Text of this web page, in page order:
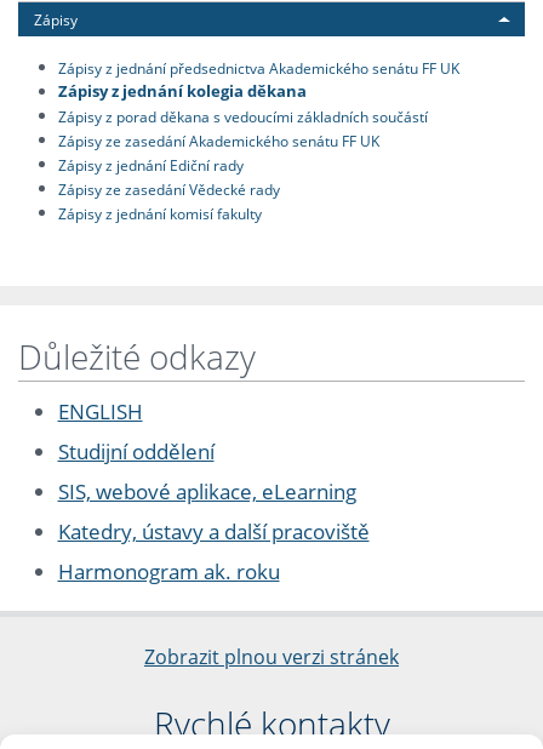
Zápisy
Zápisy z jednání předsednictva Akademického senátu FF UK
Zápisy z jednání kolegia děkana
Zápisy z porad děkana s vedoucími základních součástí
Zápisy ze zasedání Akademického senátu FF UK
Zápisy z jednání Ediční rady
Zápisy ze zasedání Vědecké rady
Zápisy z jednání komisí fakulty
Důležité odkazy
ENGLISH
Studijní oddělení
SIS, webové aplikace, eLearning
Katedry, ústavy a další pracoviště
Harmonogram ak. roku
Zobrazit plnou verzi stránek
Rychlé kontakty